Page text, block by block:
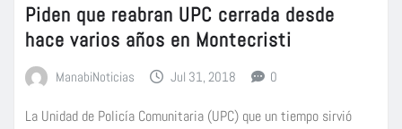
Piden que reabran UPC cerrada desde
hace varios años en Montecristi
ManabiNoticias Jul 31, 2018 0
La Unidad de Policía Comunitaria (UPC) que un tiempo sirvió